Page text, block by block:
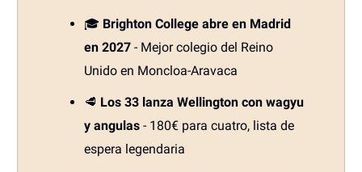
🎓 Brighton College abre en Madrid
en 2027 - Mejor colegio del Reino
Unido en Moncloa-Aravaca
🥩 Los 33 lanza Wellington con wagyu
y angulas - 180€ para cuatro, lista de
espera legendaria